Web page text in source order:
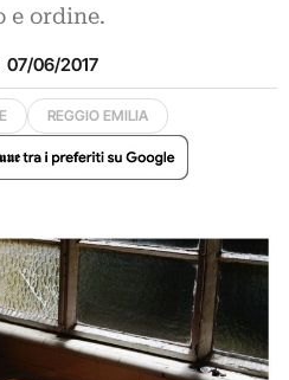
e ordine.
07/06/2017
REGGIO EMILIA